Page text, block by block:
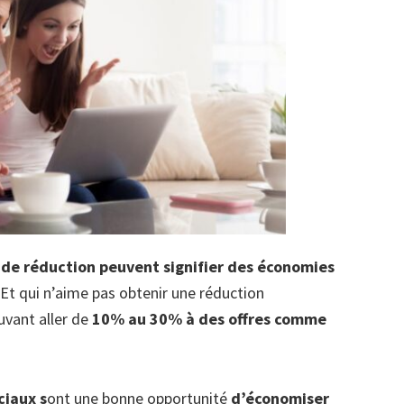
réduction peuvent signifier des économies
qui n’aime pas obtenir une réduction
aller de 10% au 30% à des offres comme
sont une bonne opportunité d’économiser